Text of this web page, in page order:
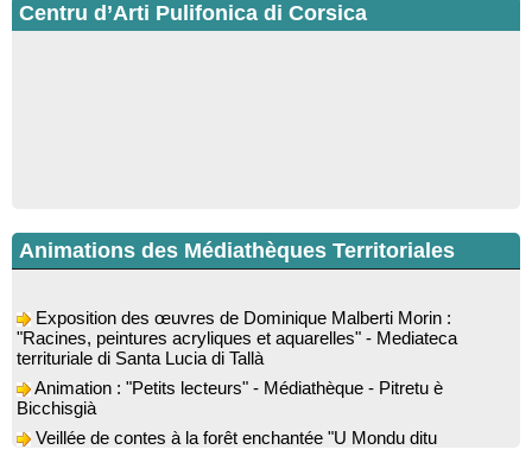
Centru d’Arti Pulifonica di Corsica
Animations des Médiathèques Territoriales
"Racines, peintures acryliques et aquarelles" - Mediateca
territuriale di Santa Lucia di Tallà
Bicchisgià
Veillée de contes à la forêt enchantée "U Mondu ditu
mignuleddu" par la Caravane de Conteurs - Currà